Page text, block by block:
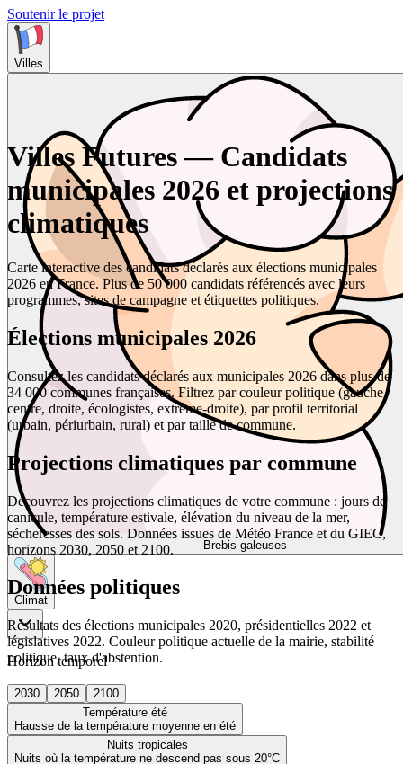
Soutenir le projet
Villes
Brebis galeuses
Climat
Horizon temporel
2030 2050
2100
Température été
Hausse de la température moyenne en été
Nuits tropicales
Nuits où la température ne descend pas sous 20°C
Villes Futures — Candidats
municipales 2026 et projections
climatiques
Carte interactive des candidats déclarés aux élections municipales
2026 en France. Plus de 50 000 candidats référencés avec leurs
programmes, sites de campagne et étiquettes politiques.
Élections municipales 2026
Consultez les candidats déclarés aux municipales 2026 dans plus de
34 000 communes françaises. Filtrez par couleur politique (gauche,
centre, droite, écologistes, extrême-droite), par profil territorial
(urbain, périurbain, rural) et par taille de commune.
Projections climatiques par commune
Découvrez les projections climatiques de votre commune : jours de
canicule, température estivale, élévation du niveau de la mer,
sécheresses des sols. Données issues de Météo France et du GIEC,
horizons 2030, 2050 et 2100.
Données politiques
Résultats des élections municipales 2020, présidentielles 2022 et
législatives 2022. Couleur politique actuelle de la mairie, stabilité
politique, taux d'abstention.